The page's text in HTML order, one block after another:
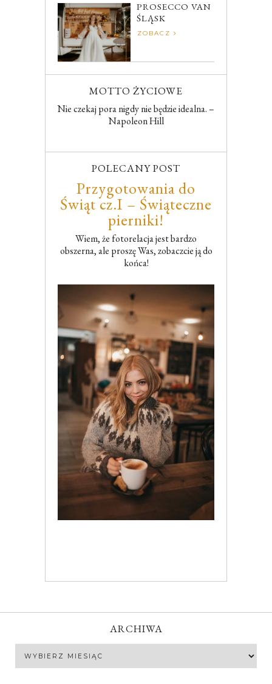
PROSECCO VAN
ŚLĄSK
ZOBACZ
MOTTO ŻYCIOWE
Nie czekaj pora nigdy nie będzie idealna. –
Napoleon Hill
POLECANY POST
Przygotowania do
Świąt cz.I – Świąteczne
pierniki!
Wiem, że fotorelacja jest bardzo
obszerna, ale proszę Was, zobaczcie ją do
końca!
ARCHIWA
Archiwa